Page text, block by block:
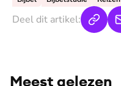
Deel dit artikel:
Meest gelezen